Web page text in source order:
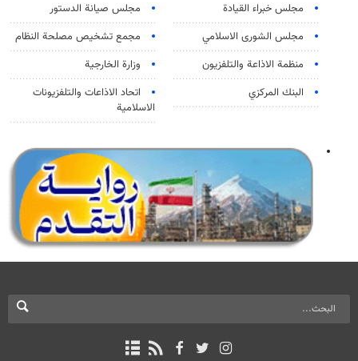
مجلس خبراء القيادة
مجلس صيانة الدستور
مجلس الشورى الاسلامي
مجمع تشخيص مصلحة النظام
منظمة الاذاعة والتلفزیون
وزارة الخارجية
البنك المركزي
اتحاد الاذاعات والتلفزيونات
الاسلامية